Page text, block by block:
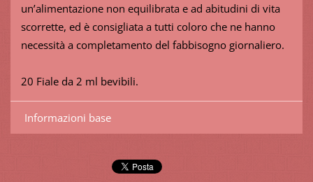
un’alimentazione non equilibrata e ad abitudini di vita
scorrette, ed è consigliata a tutti coloro che ne hanno
necessità a completamento del fabbisogno giornaliero.
20 Fiale da 2 ml bevibili.
Informazioni base